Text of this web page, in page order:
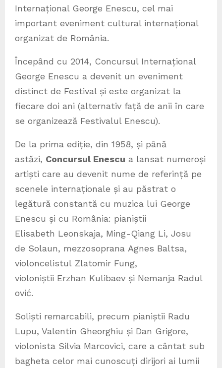
Internațional George Enescu, cel mai
important eveniment cultural internațional
organizat de România.
Începând cu 2014, Concursul Internațional
George Enescu a devenit un eveniment
distinct de Festival și este organizat la
fiecare doi ani (alternativ față de anii în care
se organizează Festivalul Enescu).
De la prima ediție, din 1958, și până
astăzi, Concursul Enescu a lansat numeroși
artiști care au devenit nume de referință pe
scenele internaționale și au păstrat o
legătură constantă cu muzica lui George
Enescu și cu România: pianiștii
Elisabeth Leonskaja, Ming-Qiang Li, Josu
de Solaun, mezzosoprana Agnes Baltsa,
violoncelistul Zlatomir Fung,
violoniștii Erzhan Kulibaev și Nemanja Radul
ović.
Soliști remarcabili, precum pianiștii Radu
Lupu, Valentin Gheorghiu și Dan Grigore,
violonista Silvia Marcovici, care a cântat sub
bagheta celor mai cunoscuți dirijori ai lumii